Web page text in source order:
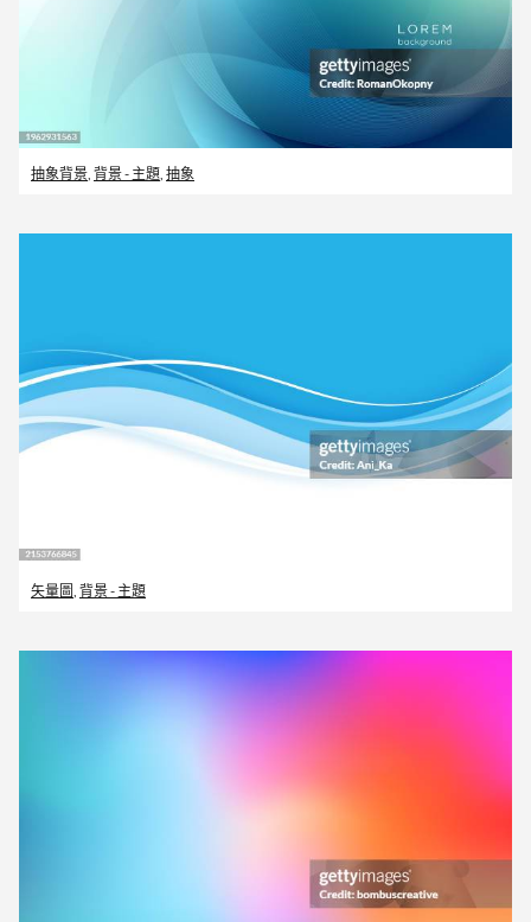
抽象背景 背景 - 主題 抽象
矢量圖, 背景 - 主題